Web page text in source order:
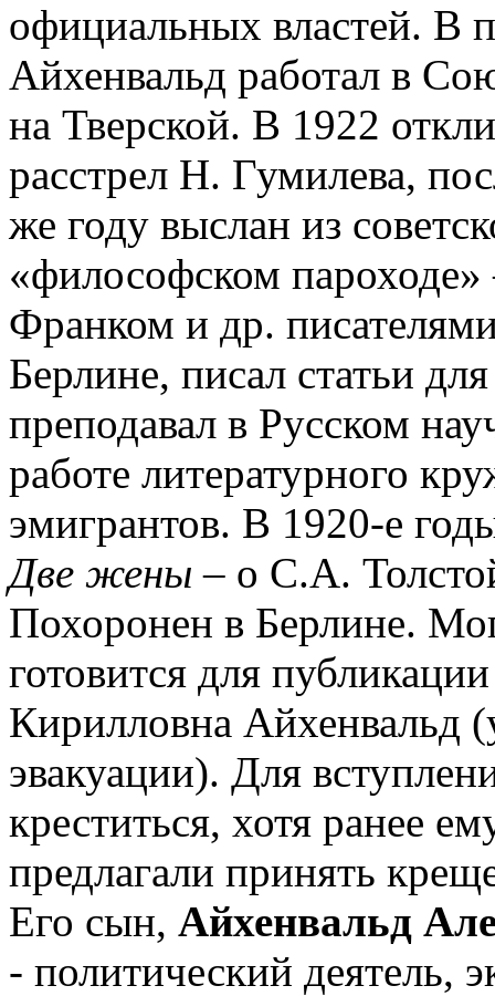
официальных властей. В
Айхенвальд работал в
на Тверской. В 1922
расстрел Н. Гумилева,
же году выслан из
«философском
Франком и др.
Берлине, писал статьи
преподавал в Русском
работе литературного
эмигрантов. В 1920-е
Две жены – о С.А.
Похоронен в Берлине.
готовится для
Кирилловна Айхенвальд
эвакуации). Для
креститься, хотя ранее
предлагали принять
Его сын, Айхенвальд
- политический деятель,